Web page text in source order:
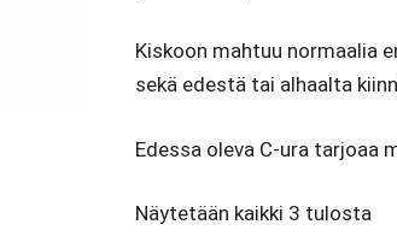
Kiskoon mahtuu normaalia
sekä edestä tai alhaalta
Edessa oleva C-ura tarjoaa
Näytetään kaikki 3 tulosta